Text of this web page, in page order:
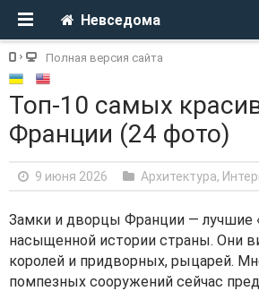
Невседома
Полная версия сайта
Топ-10 самых
Франции (24 фото)
9 июня 2026 Архитектура,
Замки и дворцы Франции — лучшие
насыщенной истории страны. Они
королей и придворных, рыцарей.
помпезных сооружений сейчас